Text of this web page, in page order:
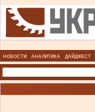
НОВОСТИ АНАЛИТИКА ДАЙДЖЕСТ